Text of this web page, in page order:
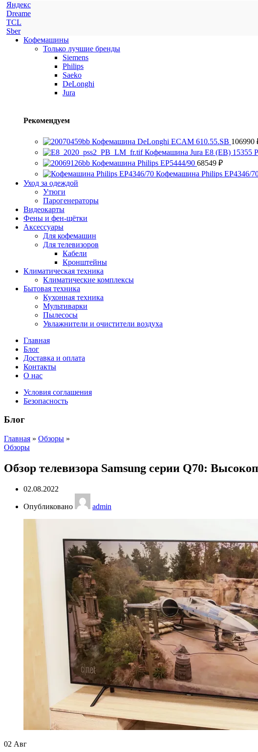
Яндекс
Dreame
TCL
Sber
Кофемашины
Только лучшие бренды
Siemens
Philips
Saeko
DeLonghi
Jura
Рекомендуем
Кофемашина DeLonghi ECAM 610.55.SB 106990
Кофемашина Jura E8 (EB) 15355
Кофемашина Philips EP5444/90 68549 ₽
Кофемашина Philips EP4346/
Уход за одеждой
Утюги
Парогенераторы
Видеокарты
Фены и фен-щётки
Аксессуары
Для кофемашин
Для телевизоров
Кабели
Кронштейны
Климатическая техника
Климатические комплексы
Бытовая техника
Кухонная техника
Мультиварки
Пылесосы
Увлажнители и очистители воздуха
Главная
Блог
Доставка и оплата
Контакты
О нас
Условия соглашения
Безопасность
Блог
Главная » Обзоры »
Обзоры
Обзор телевизора Samsung серии Q70:
02.08.2022
Опубликовано admin
02 Авг